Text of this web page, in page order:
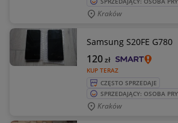
Kraków
Samsung S20FE G780
KUP TERAZ
120zł
CZĘSTO SPRZEDAJE
SPRZEDAJĄCY: OSOBA
Kraków